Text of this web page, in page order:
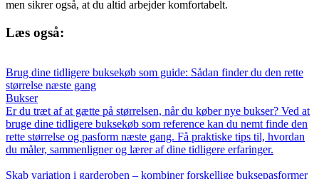
men sikrer også, at du altid arbejder komfortabelt.
Læs også:
Brug dine tidligere buksekøb som guide: Sådan finder du den rette
størrelse næste gang
Bukser
Er du træt af at gætte på størrelsen, når du køber nye bukser? Ved at
bruge dine tidligere buksekøb som reference kan du nemt finde den
rette størrelse og pasform næste gang. Få praktiske tips til, hvordan
du måler, sammenligner og lærer af dine tidligere erfaringer.
Skab variation i garderoben – kombiner forskellige buksepasformer